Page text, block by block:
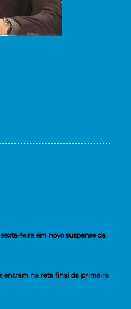
feira em novo suspense da
entram na reta final da primeira